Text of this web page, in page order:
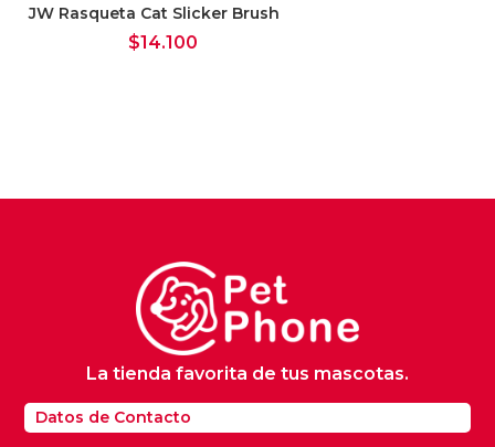
JW Rasqueta Cat Slicker Brush
$14.100
Datos de Contacto
La tienda favorita de tus mascotas.